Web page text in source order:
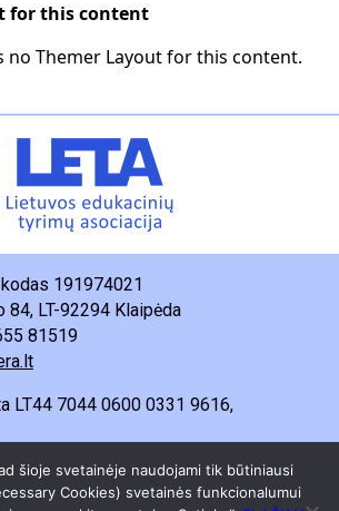
for this content
no Themer Layout for this content.
191974021
84, LT-92294 Klaipėda
81519
LT44 7044 0600 0331 9616,
šioje svetainėje naudojami tik būtiniausi
Cookies) svetainės funkcionalumui